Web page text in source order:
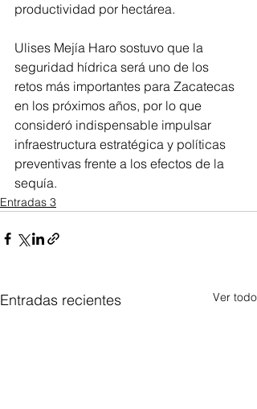
productividad por hectárea.
Ulises Mejía Haro sostuvo que la
seguridad hídrica será uno de los
retos más importantes para Zacatecas
en los próximos años, por lo que
consideró indispensable impulsar
infraestructura estratégica y políticas
preventivas frente a los efectos de la
sequía.
Entradas 3
Entradas recientes Ver todo